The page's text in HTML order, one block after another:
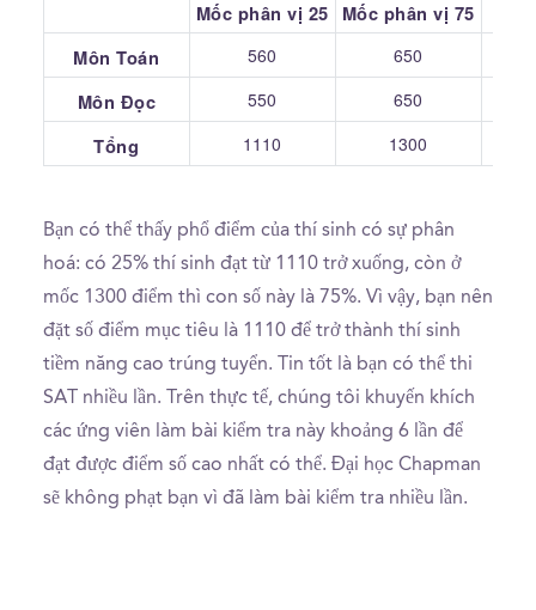
Mốc phân vị 25 Mốc phân vị 75
Môn Toán
560 650
Môn Đọc 550 650
Tổng 1110 1300
Bạn có thể thấy phổ điểm của thí sinh có sự phân
hoá: có 25% thí sinh đạt từ 1110 trở xuống, còn ở
mốc 1300 điểm thì con số này là 75%. Vì vậy, bạn nên
đặt số điểm mục tiêu là 1110 để trở thành thí sinh
tiềm năng cao trúng tuyển. Tin tốt là bạn có thể thi
SAT nhiều lần. Trên thực tế, chúng tôi khuyến khích
các ứng viên làm bài kiểm tra này khoảng 6 lần để
đạt được điểm số cao nhất có thể. Đại học Chapman
sẽ không phạt bạn vì đã làm bài kiểm tra nhiều lần.